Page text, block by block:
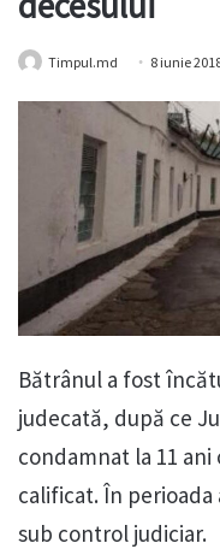
Timpul.md 8 iunie
Bătrânul a fost
judecată, după ce
condamnat la 11
calificat. În
sub control judiciar.